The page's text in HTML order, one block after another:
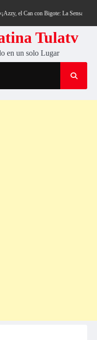
el Can con Bigote: La Sensación
Tulatv
en un solo Lugar